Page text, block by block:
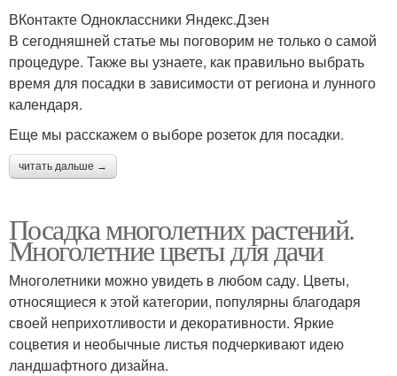
ВКонтакте Одноклассники Яндекс.Дзен
В сегодняшней статье мы поговорим не только о самой
процедуре. Также вы узнаете, как правильно выбрать
время для посадки в зависимости от региона и лунного
календаря.
Еще мы расскажем о выборе розеток для посадки.
читать дальше →
Посадка многолетних растений.
Многолетние цветы для дачи
Многолетники можно увидеть в любом саду. Цветы,
относящиеся к этой категории, популярны благодаря
своей неприхотливости и декоративности. Яркие
соцветия и необычные листья подчеркивают идею
ландшафтного дизайна.